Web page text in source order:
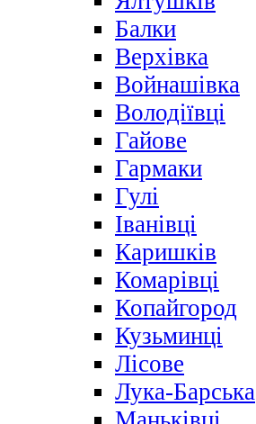
Балки
Верхівка
Войнашівка
Володіївці
Гайове
Гармаки
Гулі
Іванівці
Каришків
Комарівці
Копайгород
Кузьминці
Лісове
Лука-Барська